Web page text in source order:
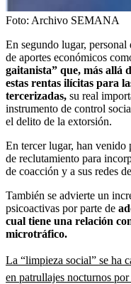
Foto: Archivo SEMANA
En segundo lugar,
de aportes económicos
gaitanista” que, más allá
estas rentas ilícitas para
tercerizadas, su real
instrumento de control
el delito de la extorsión.
En tercer lugar, han venido
de reclutamiento para
de coacción y a sus redes
También se advierte un
psicoactivas por parte de
cual tiene una relación
microtráfico.
La “limpieza social” se ha
en patrullajes nocturnos